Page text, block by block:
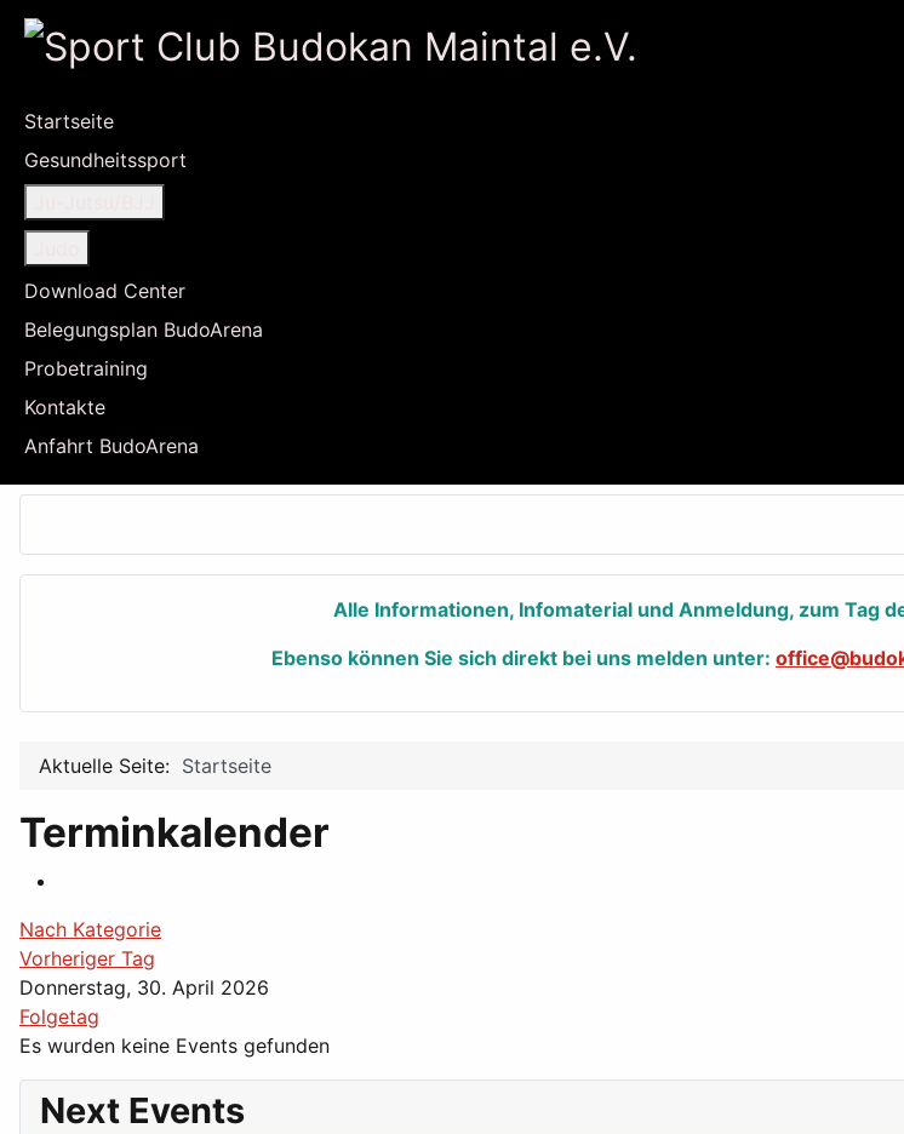
Startseite
Gesundheitssport
Download Center
Belegungsplan BudoArena
Probetraining
Kontakte
Anfahrt BudoArena
Alle Informationen, Infomaterial und Anmeldung, zum Tag
Ebenso können Sie sich direkt bei uns melden unter:
Aktuelle Seite: Startseite
Terminkalender
Nach Kategorie
Vorheriger Tag
Donnerstag, 30. April 2026
Folgetag
Es wurden keine Events gefunden
Next Events